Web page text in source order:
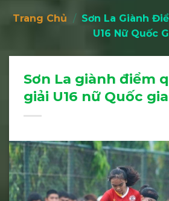
Trang Chủ / Sơn La Giành
U16 Nữ Quốc
Sơn La giành điểm
giải U16 nữ Quốc gia